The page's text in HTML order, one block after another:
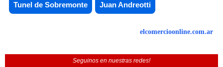
Tunel de Sobremonte Juan Andreotti
elcomercioonline.com.ar
Seguinos en nuestras redes!